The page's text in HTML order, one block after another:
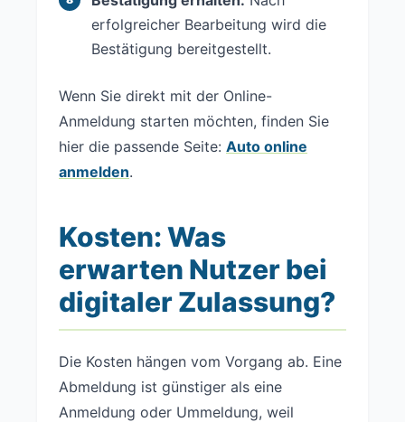
erfolgreicher Bearbeitung wird die
Bestätigung bereitgestellt.
Wenn Sie direkt mit der Online-
Anmeldung starten möchten, finden Sie
hier die passende Seite: Auto online
anmelden.
Kosten: Was
erwarten Nutzer bei
digitaler Zulassung?
Die Kosten hängen vom Vorgang ab. Eine
Abmeldung ist günstiger als eine
Anmeldung oder Ummeldung, weil